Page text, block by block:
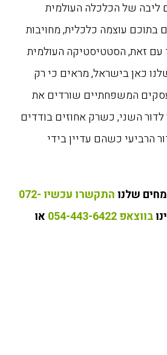
של הכלכלה העולמית
בתוכם עוצמה כלכלית, מחויבות
עם זאת, הסטטיסטיקה העולמית
כאן בישראל, מראים כי רק
המשפחתיים שורדים את
השני, כשרק אחוזים בודדים
הרביעי כשהם עדיין בידי
שלנו
התקשרו עכשיו 072-
בווצאפ 054-443-6422
או